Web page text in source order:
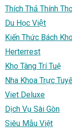
Thích Thả Thính
Du Học Việt
Kiến Thức Bách
Herterrest
Kho Tàng Trí Tuệ
Nha Khoa Trực
Viet Deluxe
Dịch Vụ Sài Gòn
Siêu Mẫu Việt